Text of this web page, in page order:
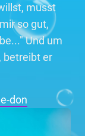
musst
so gut,
Und um
betreibt er
don